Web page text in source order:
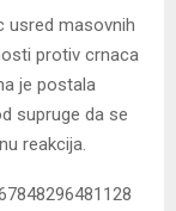
usred masovnih
protiv crnaca
je postala
supruge da se
reakcija.